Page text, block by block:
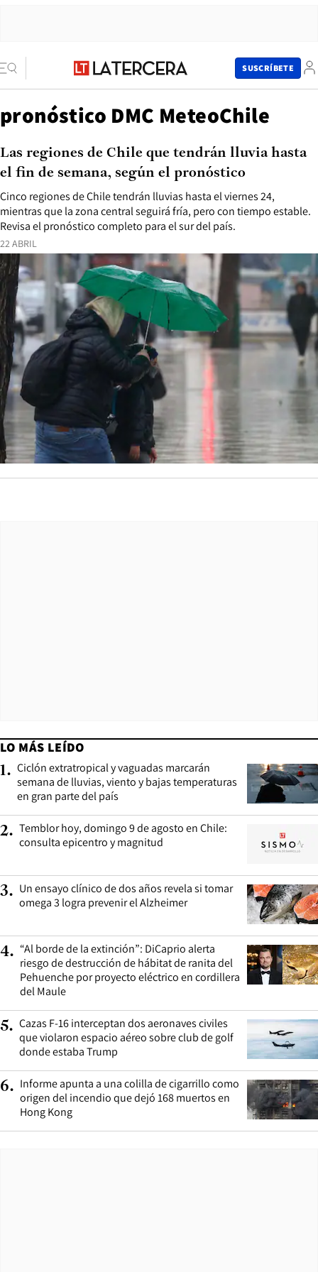
SUSCRÍBETE
pronóstico DMC MeteoChile
22 ABRIL
Cinco regiones de Chile tendrán lluvias hasta el viernes 24,
mientras que la zona central seguirá fría, pero con tiempo estable.
Revisa el pronóstico completo para el sur del país.
Las regiones de Chile que tendrán lluvia hasta
el fin de semana, según el pronóstico
LO MÁS LEÍDO
1. Ciclón extratropical y vaguadas marcarán
semana de lluvias, viento y bajas temperaturas
en gran parte del país
2. Temblor hoy, domingo 9 de agosto en Chile:
consulta epicentro y magnitud
3. Un ensayo clínico de dos años revela si tomar
omega 3 logra prevenir el Alzheimer
4. “Al borde de la extinción”: DiCaprio alerta
riesgo de destrucción de hábitat de ranita del
Pehuenche por proyecto eléctrico en cordillera
del Maule
5. Cazas F-16 interceptan dos aeronaves civiles
que violaron espacio aéreo sobre club de golf
donde estaba Trump
6. Informe apunta a una colilla de cigarrillo como
origen del incendio que dejó 168 muertos en
Hong Kong